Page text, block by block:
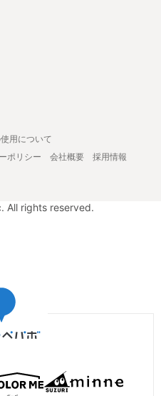
用について
ポリシー 会社概要
採用情報
All rights reserved.